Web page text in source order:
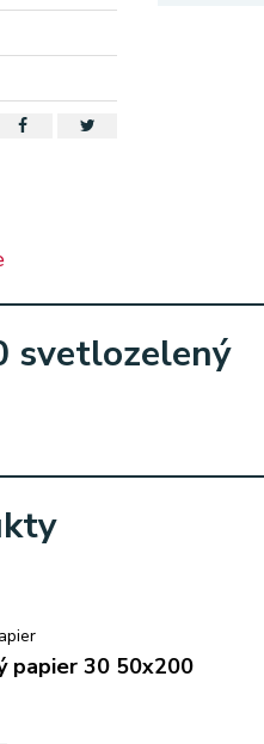
svetlozelený
papier 30 50x200